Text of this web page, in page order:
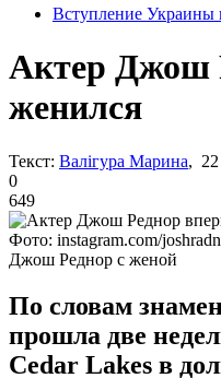
Вступление Украины
Актер Джош
женился
Текст: Валігура Марина, 22
0
649
Фото: instagram.com/
Джош Реднор с женой
По словам
прошла две
Cedar Lakes в